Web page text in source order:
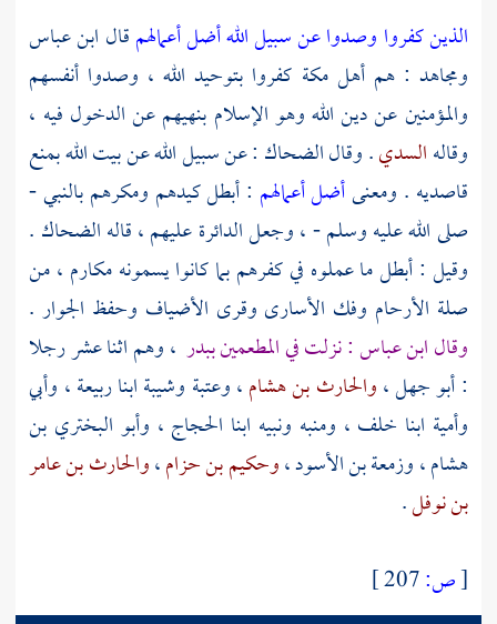
الذين كفروا وصدوا عن سبيل الله أضل أعمالهمقال ابن عباس
ومجاهد : هم أهلمكة كفروا بتوحيد الله ، وصدوا أنفسهم
والمؤمنين عن دين الله وهو الإسلام بنهيهم عن الدخول فيه ،
وقالهالسدي. وقالالضحاك : عن سبيل الله عن بيت الله بمنع
قاصديه . ومعنىأضل أعمالهم : أبطل كيدهم ومكرهم بالنبي -
صلى الله عليه وسلم - ، وجعل الدائرة عليهم ، قالهالضحاك .
وقيل : أبطل ما عملوه في كفرهم بما كانوا يسمونه مكارم ، من
صلة الأرحام وفك الأسارى وقرى الأضياف وحفظ الجوار .
وقالابن عباس: نزلت في المطعمينببدر ، وهم اثنا عشر رجلا
:أبو جهل،والحارث بن هشام،وعتبة وشيبةابنا ربيعة ، وأبي
وأمية ابنا خلف ، ومنبه ونبيه ابنا الحجاج ، وأبو البختري بن
هشام،وزمعة بن الأسود،وحكيم بن حزام،والحارث بن عامر
بن نوفل.
[ص: